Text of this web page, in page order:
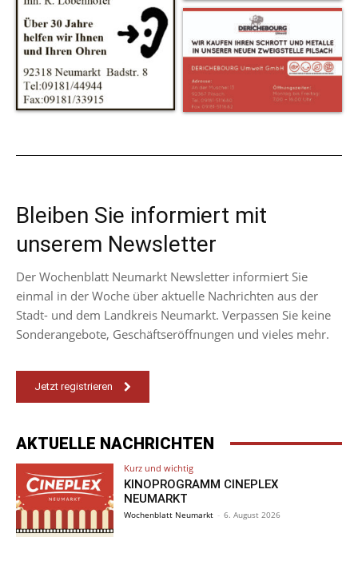
Bleiben Sie informiert mit
unserem Newsletter
Der Wochenblatt Neumarkt Newsletter informiert Sie
einmal in der Woche über aktuelle Nachrichten aus der
Stadt- und dem Landkreis Neumarkt. Verpassen Sie keine
Sonderangebote, Geschäftseröffnungen und vieles mehr.
Jetzt registrieren
AKTUELLE NACHRICHTEN
Kurz und wichtig
KINOPROGRAMM CINEPLEX
NEUMARKT
Wochenblatt Neumarkt - 6. August 2026